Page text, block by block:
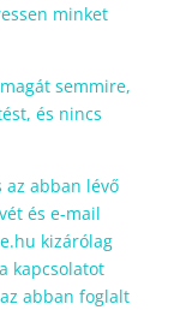
minket
semmire,
és nincs
az abban lévő
és e-mail
kizárólag
kapcsolatot
abban foglalt